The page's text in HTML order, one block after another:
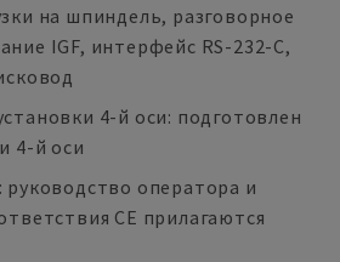
на шпиндель, разговорное
IGF, интерфейс RS-232-C,
4-й оси: подготовлен
4-й оси
оператора и
CE прилагаются